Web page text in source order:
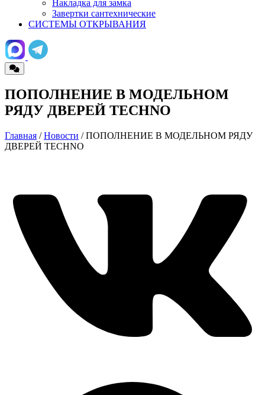
Накладка для замка
Завертки сантехнические
СИСТЕМЫ ОТКРЫВАНИЯ
ПОПОЛНЕНИЕ В МОДЕЛЬНОМ
РЯДУ ДВЕРЕЙ TECHNO
Главная /Новости / ПОПОЛНЕНИЕ В МОДЕЛЬНОМ РЯДУ
ДВЕРЕЙ TECHNO